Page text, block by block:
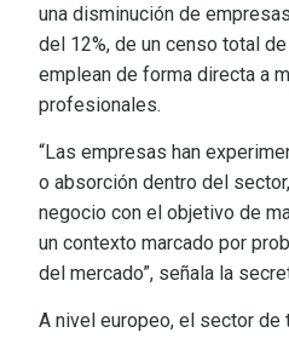
una disminución de
del 12%, de un censo total
emplean de forma directa a
profesionales.
“Las empresas han
o absorción dentro del
negocio con el objetivo de
un contexto marcado por
del mercado”, señala la
A nivel europeo, el sector